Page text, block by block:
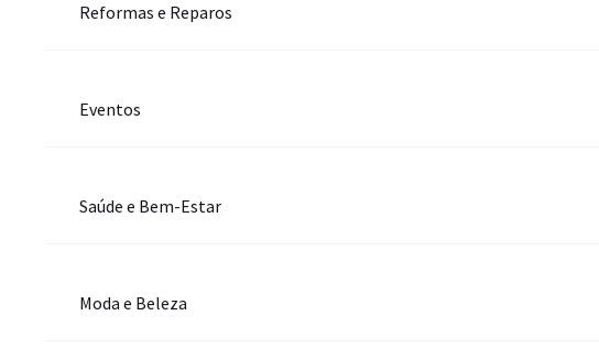
Reformas e Reparos
Eventos
Saúde e Bem-Estar
Moda e Beleza